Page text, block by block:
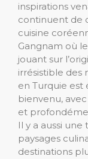
inspirations
continuent de
cuisine
Gangnam où
jouant sur
irrésistible des
en Turquie
bienvenu,
et
Il y a aussi
paysages
destinations